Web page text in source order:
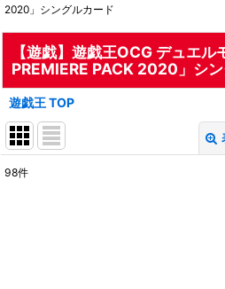
2020」シングルカード
【遊戯】遊戯王OCG デュエ
PREMIERE PACK 2020」シ
遊戯王 TOP
98件